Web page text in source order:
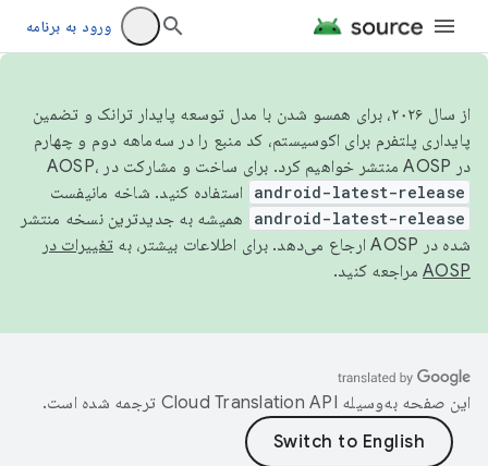
ورود به برنامه
از سال ۲۰۲۶، برای همسو شدن با مدل توسعه پایدار ترانک و تضمین
پایداری پلتفرم برای اکوسیستم، کد منبع را در سه‌ماهه دوم و چهارم
در AOSP منتشر خواهیم کرد. برای ساخت و مشارکت در AOSP،
android-latest-release استفاده کنید. شاخه مانیفست
android-latest-release
همیشه به جدیدترین نسخه منتشر
شده در AOSP ارجاع می‌دهد. برای اطلاعات بیشتر، به
تغییرات در
AOSP مراجعه کنید.
این صفحه به‌وسیله ترجمه شده است.